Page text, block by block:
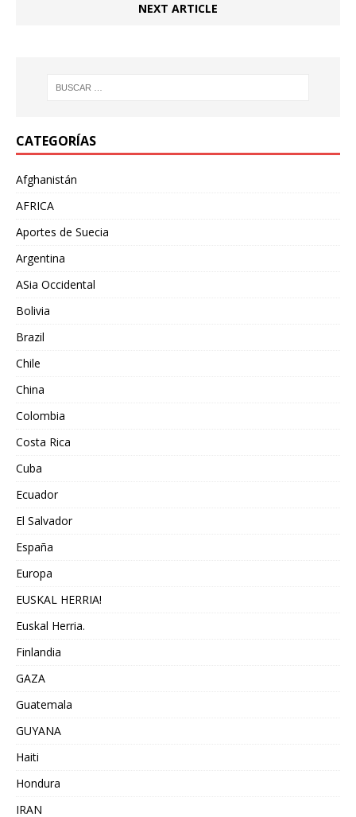
NEXT ARTICLE
CATEGORÍAS
Afghanistán
AFRICA
Aportes de Suecia
Argentina
ASia Occidental
Bolivia
Brazil
Chile
China
Colombia
Costa Rica
Cuba
Ecuador
El Salvador
España
Europa
EUSKAL HERRIA!
Euskal Herria.
Finlandia
GAZA
Guatemala
GUYANA
Haiti
Hondura
IRAN